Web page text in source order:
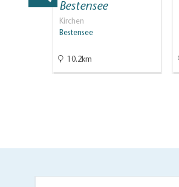
Bestensee
Kirchen
Bestensee
10.2km